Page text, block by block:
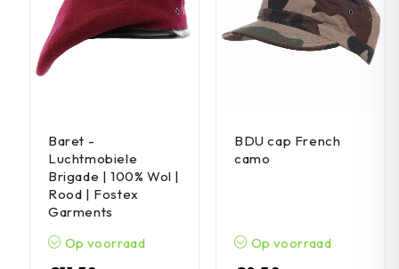
Baret -
Luchtmobiele
Brigade | 100% Wol |
Rood | Fostex
Garments
Op voorraad
BDU cap French
camo
Op voorraad